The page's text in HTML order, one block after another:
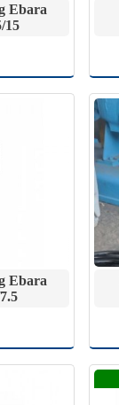
Ebara
15
Ebara